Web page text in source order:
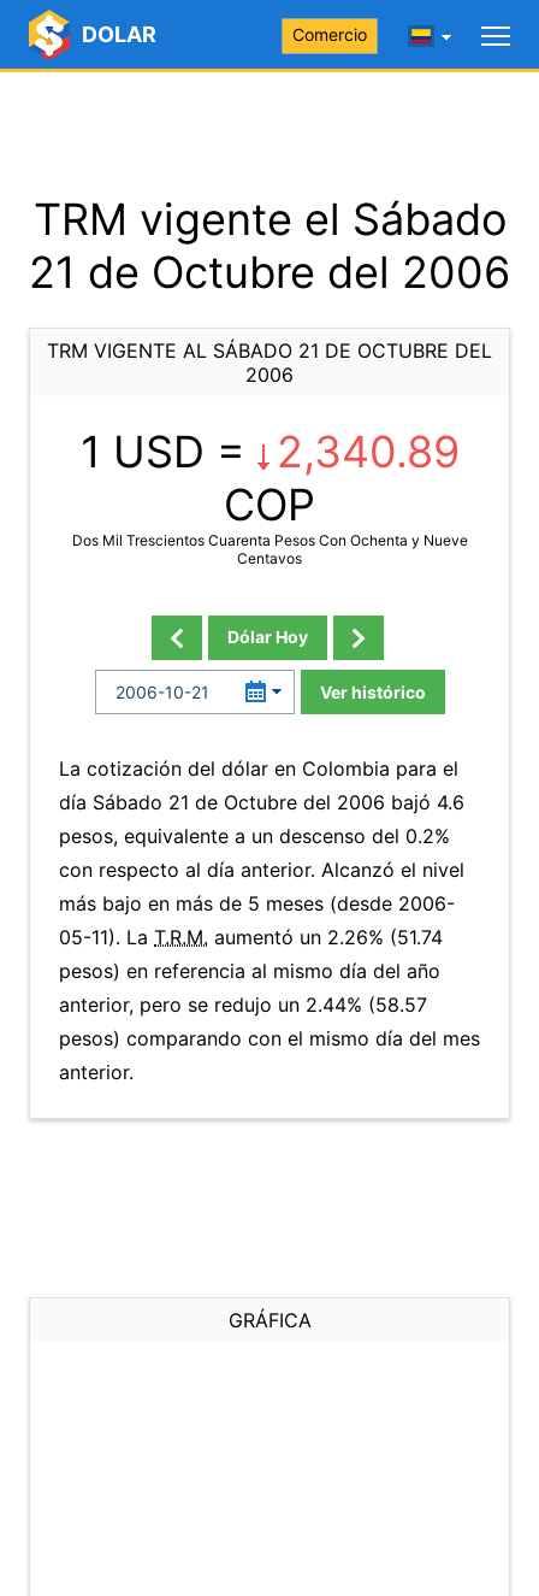
DOLAR Comercio
TRM vigente el Sábado
21 de Octubre del 2006
TRM VIGENTE AL SÁBADO 21 DE OCTUBRE DEL
2006
1 USD =
2,340.89
COP
Dos Mil Trescientos Cuarenta Pesos Con Ochenta y Nueve
Centavos
Dólar Hoy
Ver histórico
La cotización del dólar en Colombia para el
día Sábado 21 de Octubre del 2006 bajó 4.6
pesos, equivalente a un descenso del 0.2%
con respecto al día anterior. Alcanzó el nivel
más bajo en más de 5 meses (desde 2006-
05-11). La T.R.M. aumentó un 2.26% (51.74
pesos) en referencia al mismo día del año
anterior, pero se redujo un 2.44% (58.57
pesos) comparando con el mismo día del mes
anterior.
GRÁFICA